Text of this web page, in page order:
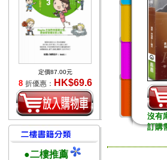
定價87.00元
8 折優惠： HK$69.6
●二樓推薦
沒有
訂購